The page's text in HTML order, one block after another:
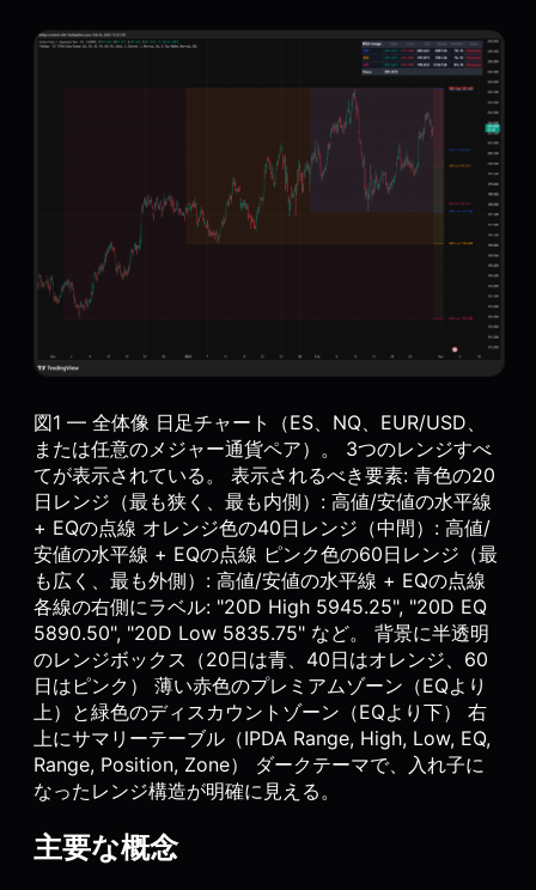
図1 — 全体像 日足チャート（ES、NQ、EUR/USD、
または任意のメジャー通貨ペア）。 3つのレンジすべ
てが表示されている。 表示されるべき要素: 青色の20
日レンジ（最も狭く、最も内側）: 高値/安値の水平線
+ EQの点線 オレンジ色の40日レンジ（中間）: 高値/
安値の水平線 + EQの点線 ピンク色の60日レンジ（最
も広く、最も外側）: 高値/安値の水平線 + EQの点線
各線の右側にラベル: "20D High 5945.25", "20D EQ
5890.50", "20D Low 5835.75" など。 背景に半透明
のレンジボックス（20日は青、40日はオレンジ、60
日はピンク） 薄い赤色のプレミアムゾーン（EQより
上）と緑色のディスカウントゾーン（EQより下） 右
上にサマリーテーブル（IPDA Range, High, Low, EQ,
Range, Position, Zone） ダークテーマで、入れ子に
なったレンジ構造が明確に見える。
主要な概念